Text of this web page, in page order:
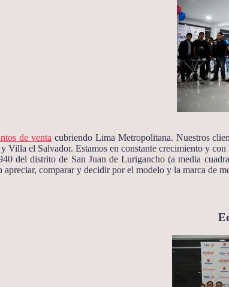
de venta cubriendo Lima Metropolitana. Nuestros
Villa el Salvador. Estamos en constante crecimiento y con
del distrito de San Juan de Lurigancho (a media
apreciar, comparar y decidir por el modelo y la marca de